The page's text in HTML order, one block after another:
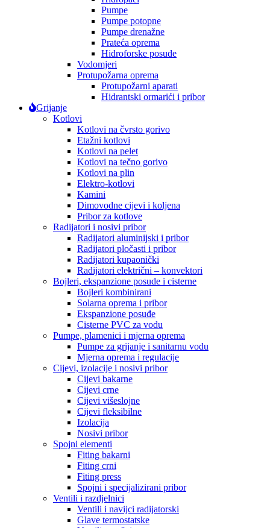
Pumpe
Pumpe potopne
Pumpe drenažne
Prateća oprema
Hidroforske posude
Vodomjeri
Protupožarna oprema
Protupožarni aparati
Hidrantski ormarići i pribor
Grijanje
Kotlovi
Kotlovi na čvrsto gorivo
Etažni kotlovi
Kotlovi na pelet
Kotlovi na tečno gorivo
Kotlovi na plin
Elektro-kotlovi
Kamini
Dimovodne cijevi i koljena
Pribor za kotlove
Radijatori i nosivi pribor
Radijatori aluminijski i pribor
Radijatori pločasti i pribor
Radijatori kupaonički
Radijatori električni – konvektori
Bojleri, ekspanzione posude i cisterne
Bojleri kombinirani
Solarna oprema i pribor
Ekspanzione posuđe
Cisterne PVC za vodu
Pumpe, plamenici i mjerna oprema
Pumpe za grijanje i sanitarnu vodu
Mjerna oprema i regulacije
Cijevi, izolacije i nosivi pribor
Cijevi bakarne
Cijevi crne
Cijevi višeslojne
Cijevi fleksibilne
Izolacija
Nosivi pribor
Spojni elementi
Fiting bakarni
Fiting crni
Fiting press
Spojni i specijalizirani pribor
Ventili i razdjelnici
Ventili i navijci radijatorski
Glave termostatske